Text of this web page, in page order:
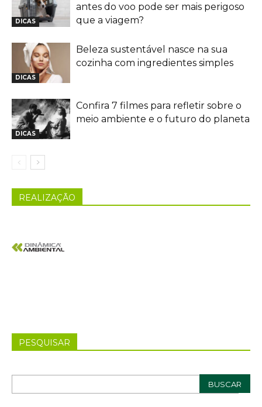
DICAS
antes do voo pode ser mais perigoso
que a viagem?
DICAS
Beleza sustentável nasce na sua
cozinha com ingredientes simples
DICAS
Confira 7 filmes para refletir sobre o
meio ambiente e o futuro do planeta
REALIZAÇÃO
PESQUISAR